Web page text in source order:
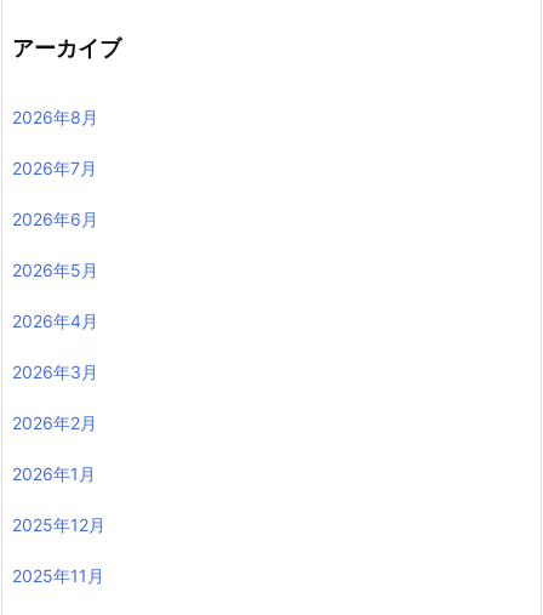
アーカイブ
2026年8月
2026年7月
2026年6月
2026年5月
2026年4月
2026年3月
2026年2月
2026年1月
2025年12月
2025年11月